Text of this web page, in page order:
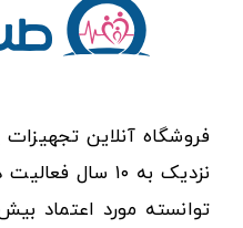
فروشگاه آنلاین
نزدیک به ۱۰ سال